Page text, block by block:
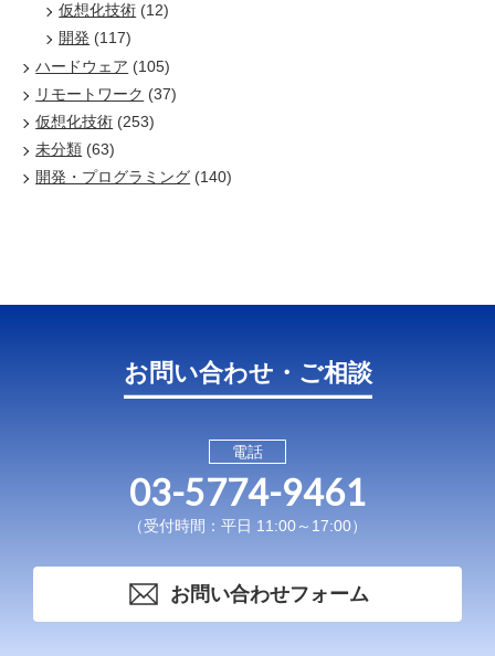
仮想化技術 (12)
開発 (117)
ハードウェア (105)
リモートワーク (37)
仮想化技術 (253)
未分類 (63)
開発・プログラミング (140)
お問い合わせ・ご相談
電話
03-5774-9461
（受付時間：平日 11:00～17:00）
お問い合わせフォーム